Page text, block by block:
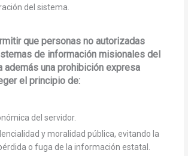
del sistema.
que personas no autorizadas
de información misionales del
además una prohibición expresa
el principio de:
del servidor.
y moralidad pública, evitando la
o fuga de la información estatal.